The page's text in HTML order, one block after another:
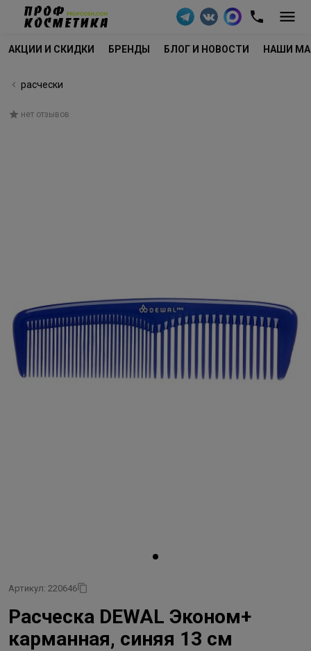
АКЦИИ И СКИДКИ БРЕНДЫ БЛОГ И НОВОСТИ НАШИ
расчески
нет отзывов
Артикул: 220646
Расческа DEWAL Эконом+
карманная, синяя 13 см